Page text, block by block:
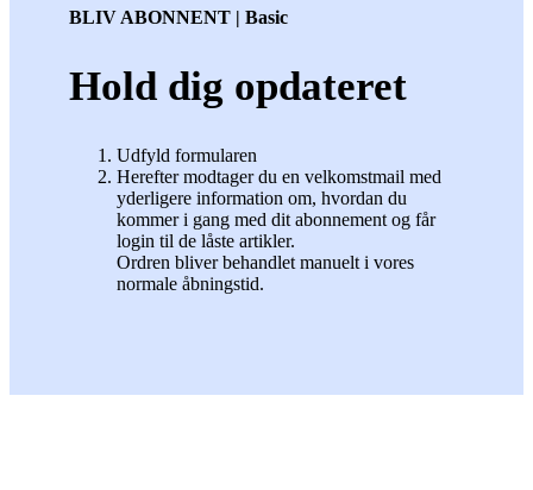
BLIV ABONNENT | Basic
Hold dig opdateret
Udfyld formularen
Herefter modtager du en velkomstmail med
yderligere information om, hvordan du
kommer i gang med dit abonnement og får
login til de låste artikler.
Ordren bliver behandlet manuelt i vores
normale åbningstid.